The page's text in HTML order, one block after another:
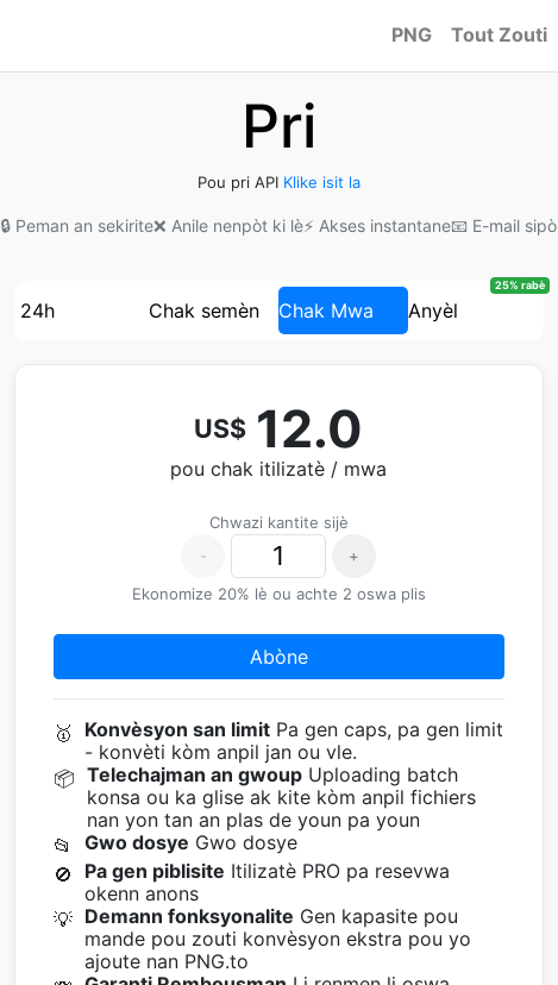
PNG Tout Zouti
Pri
Pou pri API Klike isit la
🔒 Peman an sekirite❌ Anile nenpòt ki lè⚡ Akses instantane📧 E-mail sipò
24h Chak semèn Chak Mwa Anyèl
25% rabè
US$ 12.0
pou chak itilizatè / mwa
Chwazi kantite sijè
-
+
Ekonomize 20% lè ou achte 2 oswa plis
Abòne
🥇 Konvèsyon san limitPa gen caps, pa gen limit
- konvèti kòm anpil jan ou vle.
📦 Telechajman an gwoupUploading batch
konsa ou ka glise ak kite kòm anpil fichiers
nan yon tan an plas de youn pa youn
📂
Gwo dosye Gwo dosye
🚫
Pa gen piblisite Itilizatè PRO pa resevwa
okenn anons
💡 Demann fonksyonalite Gen kapasite pou
mande pou zouti konvèsyon ekstra pou yo
ajoute nan PNG.to